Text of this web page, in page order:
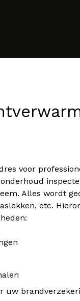
voor
Alles wordt
etc.
uw